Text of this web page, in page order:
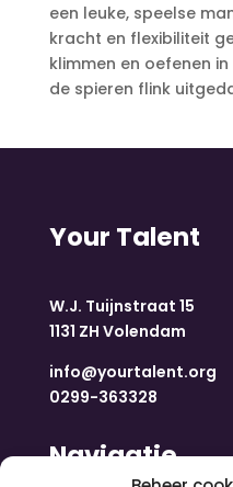
een leuke, speelse
kracht en flexibiliteit
klimmen en oefenen
de spieren flink
Your Talent
W.J. Tuijnstraat 15
1131 ZH Volendam
info@yourtalent.org
0299-363328
Navigatie